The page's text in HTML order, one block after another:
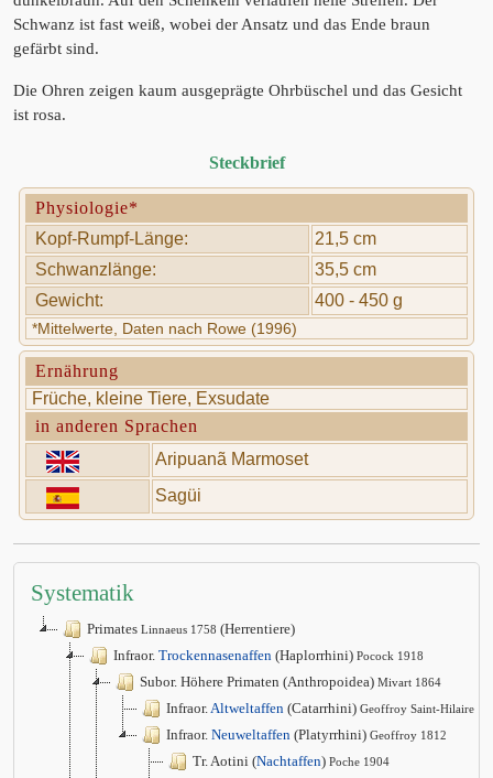
Schwanz ist fast weiß, wobei der Ansatz und das Ende braun
gefärbt sind.
Die Ohren zeigen kaum ausgeprägte Ohrbüschel und das Gesicht
ist rosa.
Steckbrief
Physiologie*
Kopf-Rumpf-Länge:
21,5 cm
Schwanzlänge:
35,5 cm
Gewicht:
400 - 450 g
*Mittelwerte, Daten nach Rowe (1996)
Ernährung
Früche, kleine Tiere, Exsudate
in anderen Sprachen
Aripuanã Marmoset
Sagüi
Systematik
Primates Linnaeus 1758 (Herrentiere)
Infraor. Trockennasenaffen (Haplorrhini) Pocock 1918
Subor. Höhere Primaten (Anthropoidea) Mivart 1864
Infraor.Altweltaffen (Catarrhini) Geoffroy Saint-Hilaire
Infraor. Neuweltaffen (Platyrrhini) Geoffroy 1812
Tr. Aotini (Nachtaffen) Poche 1904